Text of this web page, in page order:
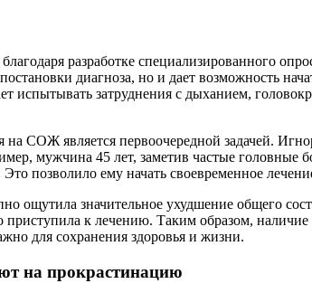
разработке специализированного
диагноза, но и дает возможность
испытывать затруднения с дыханием,
СОЖ является первоочередной задачей.
мужчина 45 лет, заметив частые головные
позволило ему начать своевременное
ощутила значительное ухудшение общего
к лечению. Таким образом,
для сохранения здоровья и жизни.
на прокрастинацию